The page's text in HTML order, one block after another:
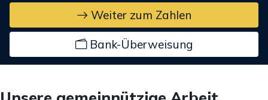
Weiter zum Zahlen
Bank-Überweisung